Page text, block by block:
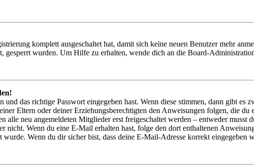
komplett ausgeschaltet hat, damit sich keine neuen Benutzer mehr
gesperrt wurden. Um Hilfe zu erhalten, wende dich an die Board-
das richtige Passwort eingegeben hast. Wenn diese stimmen, dann gibt es
Eltern oder deiner Erziehungsberechtigten den Anweisungen folgen, die
alle neu angemeldeten Mitglieder erst freigeschaltet werden – entweder musst
Wenn du eine E-Mail erhalten hast, folge den dort enthaltenen
Wenn du dir sicher bist, dass deine E-Mail-Adresse korrekt eingegeben